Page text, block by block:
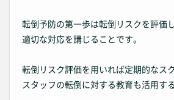
転倒予防の第一歩は転倒リスクを評価
適切な対応を講じることです。
転倒リスク評価を用いれば定期的なス
スタッフの転倒に対する教育も活用す